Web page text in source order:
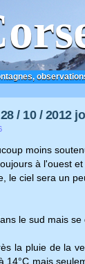
/ 10 / 2012
moins
à l'ouest
le ciel sera un
le sud mais se
la pluie de la
14°C mais